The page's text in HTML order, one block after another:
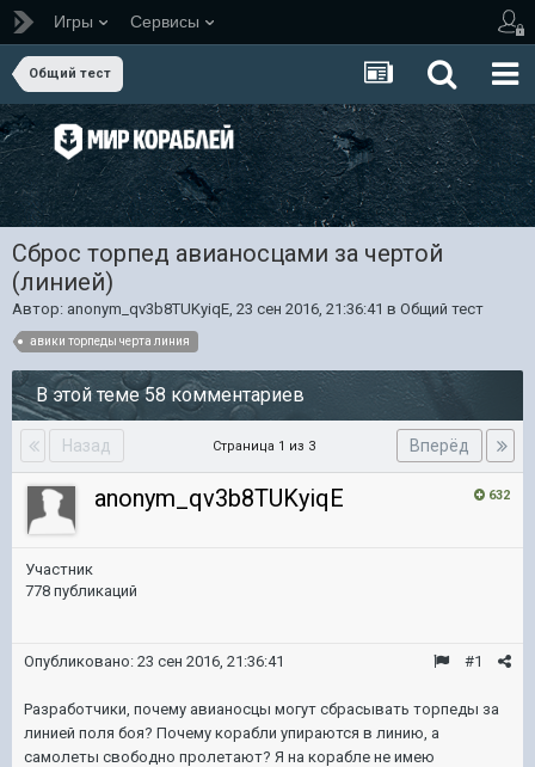
Игры Сервисы
Общий тест
Сброс торпед авианосцами за чертой
(линией)
Автор: anonym_qv3b8TUKyiqE, 23 сен 2016, 21:36:41 в Общий тест
авики торпеды черта линия
В этой теме 58 комментариев
Назад Вперёд
Страница 1 из 3
632
anonym_qv3b8TUKyiqE
Участник
778 публикаций
#1
Опубликовано: 23 сен 2016, 21:36:41
Разработчики, почему авианосцы могут сбрасывать торпеды за
линией поля боя? Почему корабли упираются в линию, а
самолеты свободно пролетают? Я на корабле не имею